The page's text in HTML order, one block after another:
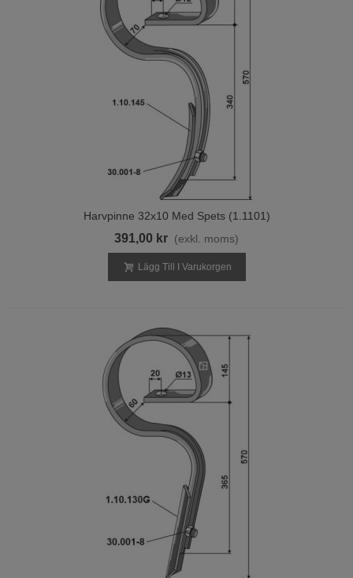
Harvpinne 32x10 Med Spets (1.1101)
391,00 kr (exkl. moms)
Lägg Till I Varukorgen